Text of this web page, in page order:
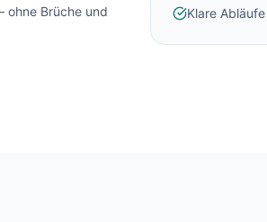
ohne Brüche und
Klare